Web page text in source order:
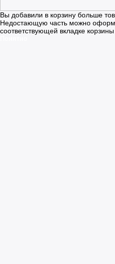
Вы добавили в корзину больше
Недостающую часть можно
соответствующей вкладке корзины